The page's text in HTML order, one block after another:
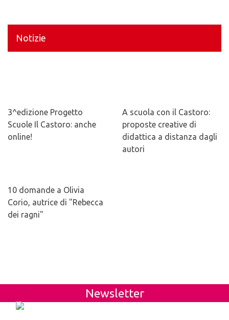
Notizie
3^edizione Progetto
Scuole Il Castoro: anche
online!
A scuola con il Castoro:
proposte creative di
didattica a distanza dagli
autori
10 domande a Olivia
Corio, autrice di "Rebecca
dei ragni"
Newsletter